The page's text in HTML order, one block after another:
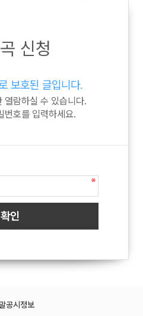
신청
보호된 글입니다.
열람하실 수 있습니다.
번호를 입력하세요.
공시정보